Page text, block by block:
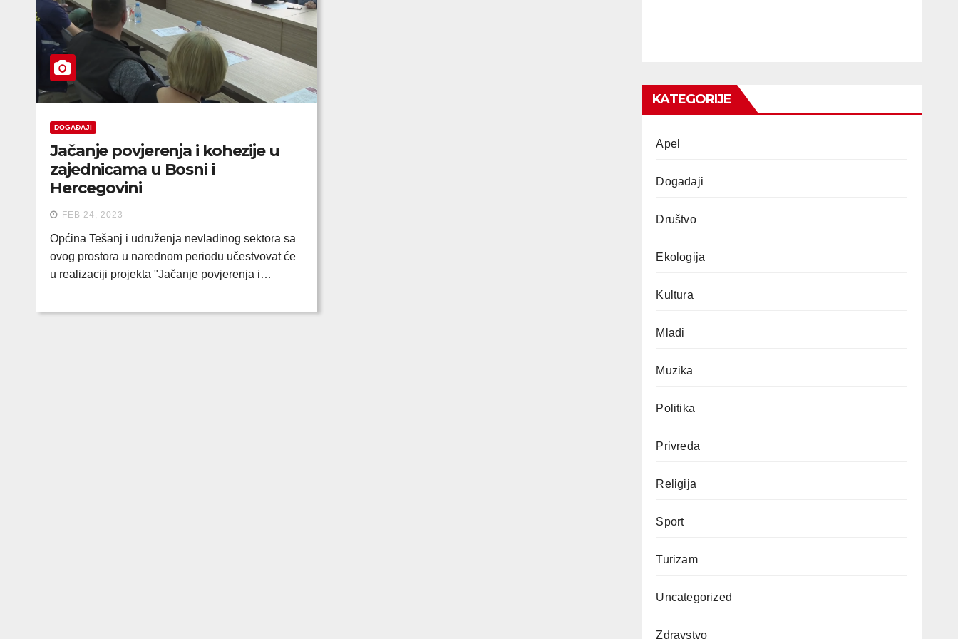
DOGAĐAJI
Jačanje povjerenja i kohezije u
zajednicama u Bosni i
Hercegovini
FEB 24, 2023
Općina Tešanj i udruženja nevladinog sektora sa
ovog prostora u narednom periodu učestvovat će
u realizaciji projekta "Jačanje povjerenja i…
KATEGORIJE
Apel
Događaji
Društvo
Ekologija
Kultura
Mladi
Muzika
Politika
Privreda
Religija
Sport
Turizam
Uncategorized
Zdravstvo